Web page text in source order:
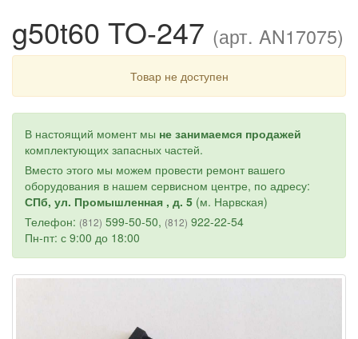
g50t60 TO-247 (арт. AN17075)
Товар не доступен
В настоящий момент мы не занимаемся продажей
комплектующих запасных частей.
Вместо этого мы можем провести ремонт вашего
оборудования в нашем сервисном центре, по адресу:
СПб, ул. Промышленная , д. 5 (м. Нарвская)
Телефон: (812) 599-50-50, (812) 922-22-54
Пн-пт: с 9:00 до 18:00